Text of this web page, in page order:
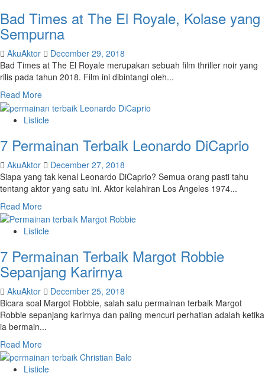
Bad Times at The El Royale, Kolase yang
Sempurna
AkuAktor
December 29, 2018
Bad Times at The El Royale merupakan sebuah film thriller noir yang
rilis pada tahun 2018. Film ini dibintangi oleh...
Read More
Listicle
7 Permainan Terbaik Leonardo DiCaprio
AkuAktor
December 27, 2018
Siapa yang tak kenal Leonardo DiCaprio? Semua orang pasti tahu
tentang aktor yang satu ini. Aktor kelahiran Los Angeles 1974...
Read More
Listicle
7 Permainan Terbaik Margot Robbie
Sepanjang Karirnya
AkuAktor
December 25, 2018
Bicara soal Margot Robbie, salah satu permainan terbaik Margot
Robbie sepanjang karirnya dan paling mencuri perhatian adalah ketika
ia bermain...
Read More
Listicle